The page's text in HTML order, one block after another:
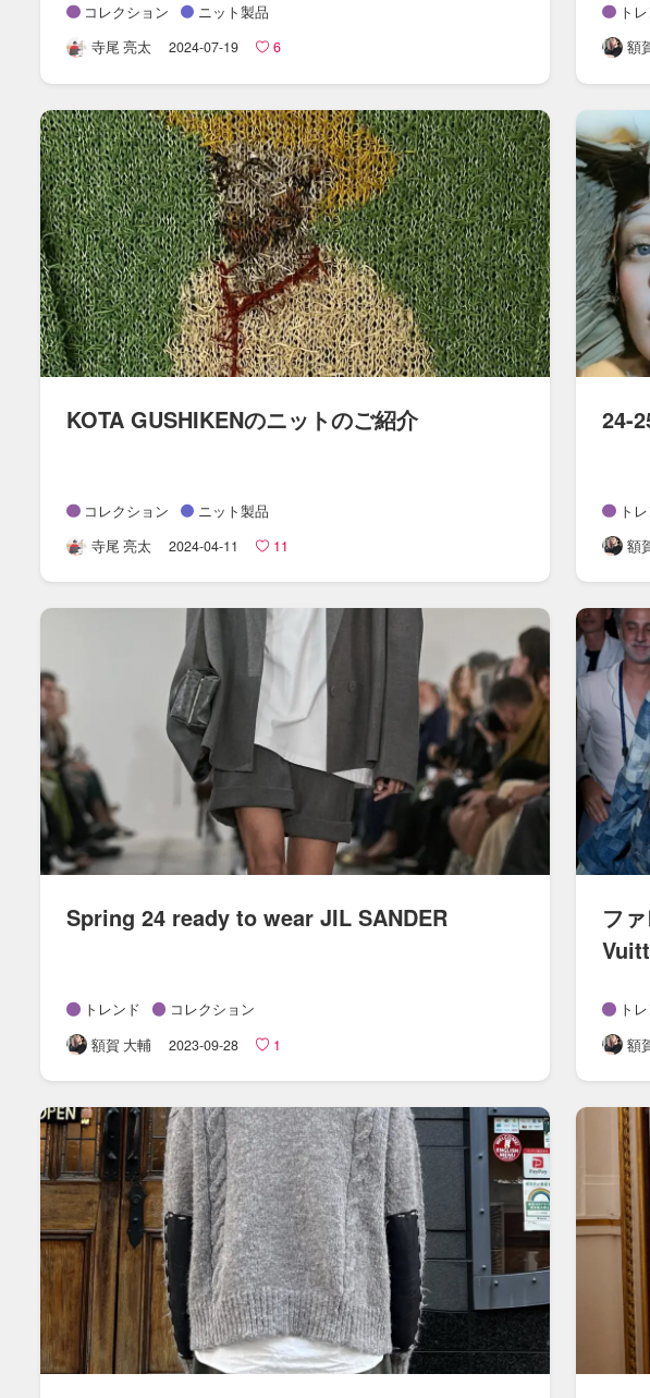
コレクション
ニット製品
寺尾 亮太
2024-07-19 6
ト
額
KOTA GUSHIKENの​ニットの​ご紹介
コレクション
ニット製品
寺尾 亮太
2024-04-11 11
24-
ト
額
Spring 24 ready to wear JIL SANDER
トレンド
コレクション
額賀 大輔
2023-09-28 1
フ
ト
額